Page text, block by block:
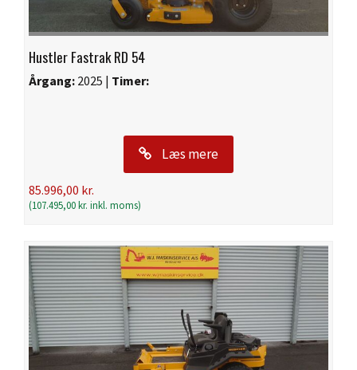
Hustler Fastrak RD 54
Årgang: 2025 | Timer:
Læs mere
85.996,00 kr.
(107.495,00kr. inkl. moms)